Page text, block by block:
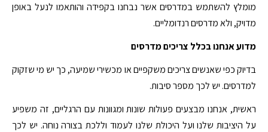
מומלץ להשתמש במדרסים אשר נבחנו בקפידה והותאמו לנעל באופן
מדויק, ולא מדרסים רנדומליים.
מדוע אנחנו בכלל צריכים מדרסים
בדיוק כפי שאנשים צריכים משקפיים או מכשירי שמיעה, כך יש מי שזקוק
למדרסים. יש לכך מספר סיבות.
ראשית, אנחנו מבצעים פעולות שונות ומגוונות עם הרגליים, זה משפיע
על היציבות שלנו ועל היכולת שלנו לעמוד וללכת בצורה נוחה. יש לכך